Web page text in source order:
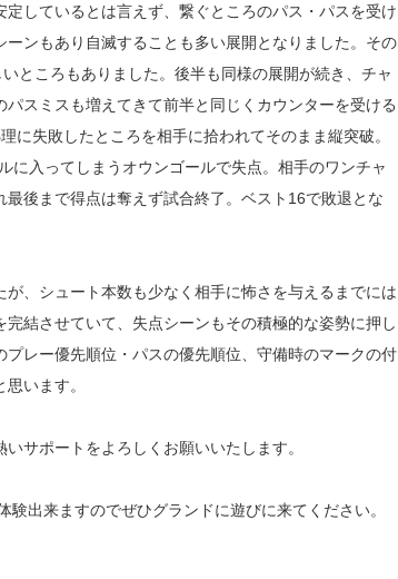
しているとは言えず、繋ぐところのパス・パスを受け
ンもあり自滅することも多い展開となりました。その
ところもありました。後半も同様の展開が続き、チャ
スミスも増えてきて前半と同じくカウンターを受ける
に失敗したところを相手に拾われてそのまま縦突破。
に入ってしまうオウンゴールで失点。相手のワンチャ
後まで得点は奪えず試合終了。ベスト16で敗退とな
、シュート本数も少なく相手に怖さを与えるまでには
結させていて、失点シーンもその積極的な姿勢に押し
レー優先順位・パスの優先順位、守備時のマークの付
います。
サポートをよろしくお願いいたします。
出来ますのでぜひグランドに遊びに来てください。